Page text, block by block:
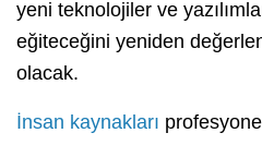
yeni teknolojiler ve
eğiteceğini yeniden
olacak.
İnsan kaynakları